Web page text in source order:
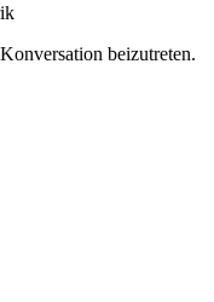
beizutreten.